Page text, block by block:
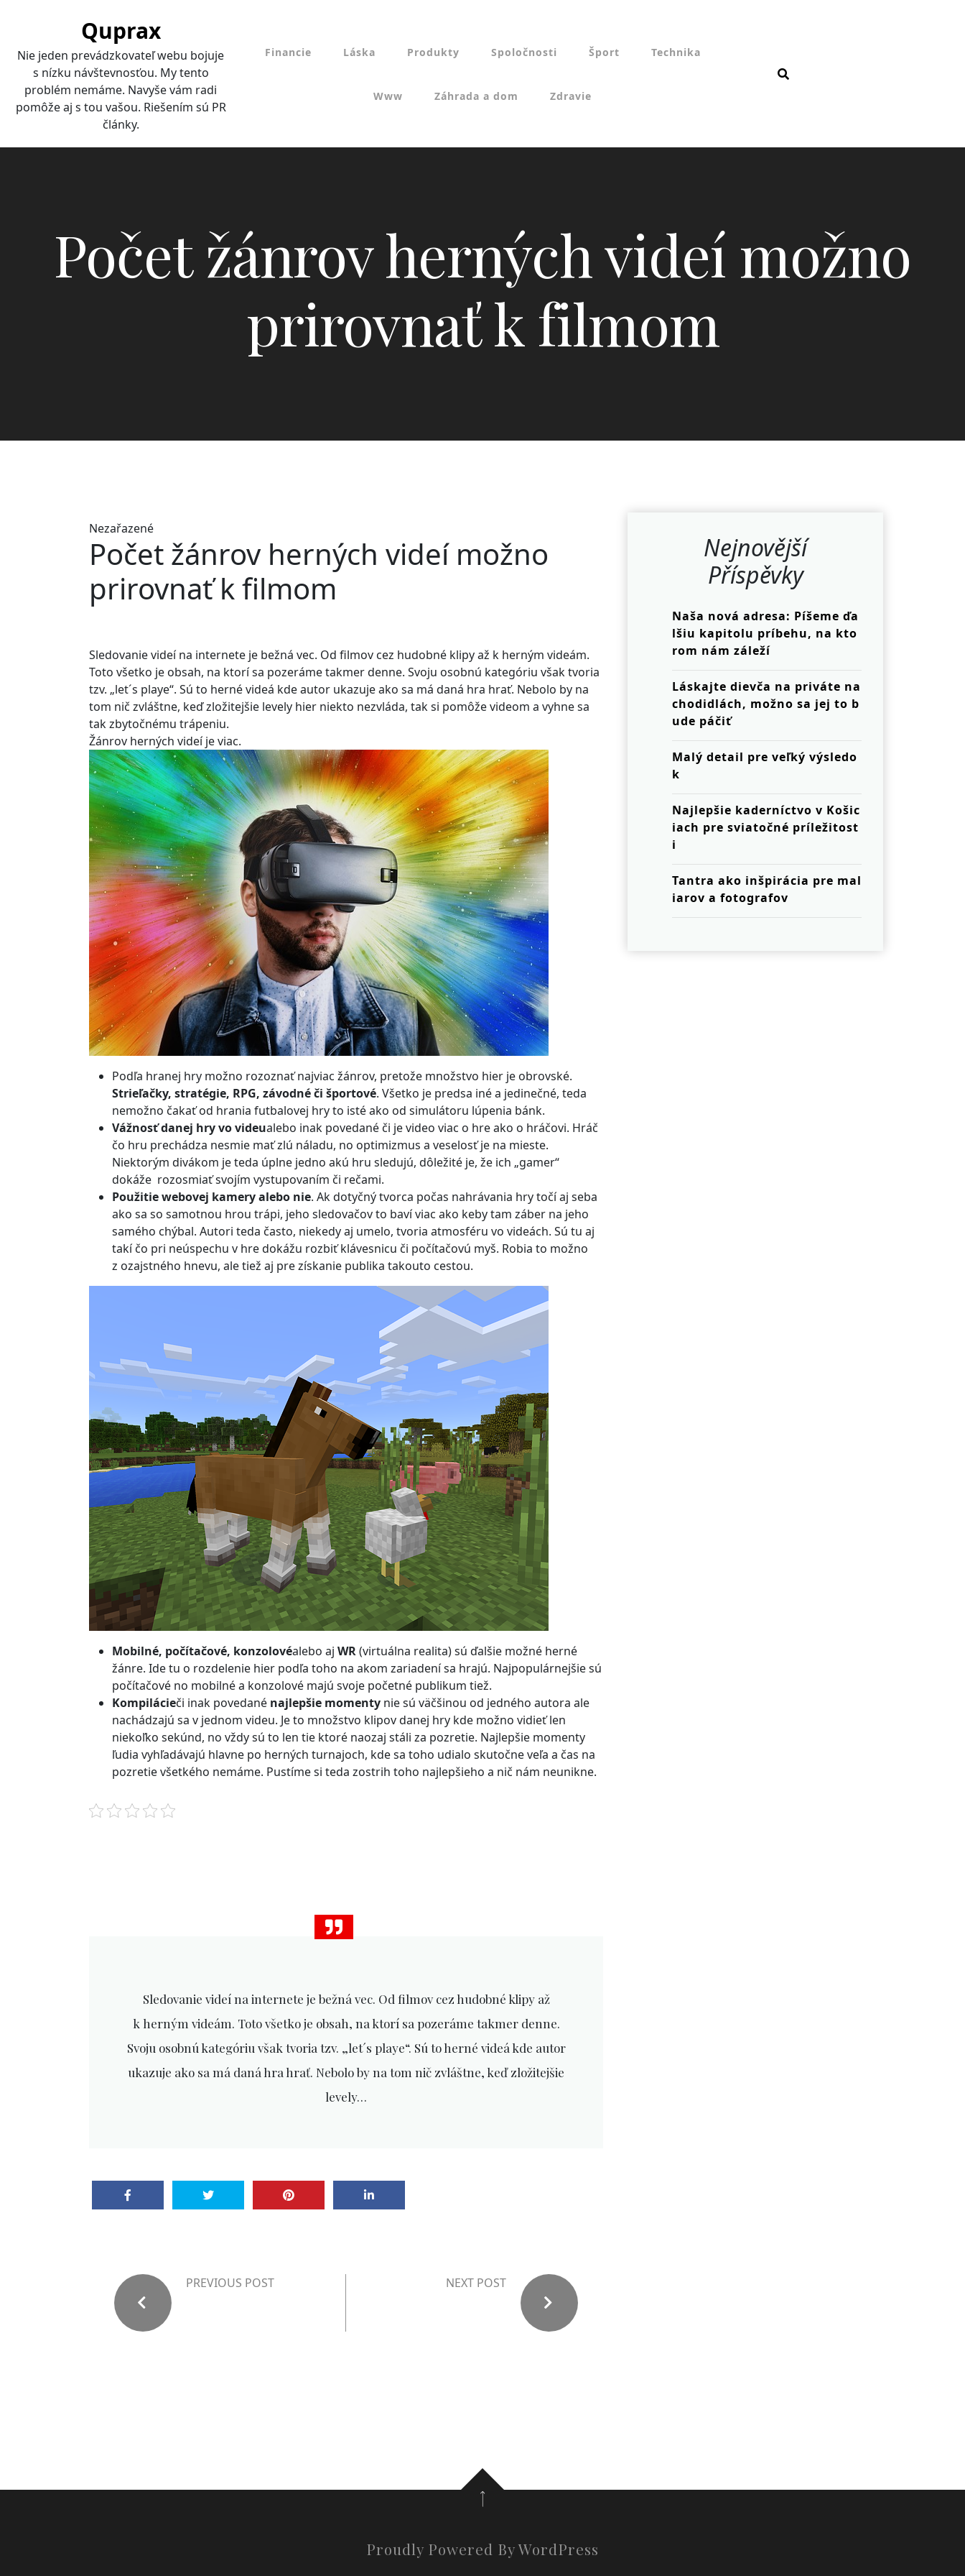
Quprax
Nie jeden prevádzkovateľ webu bojuje
s nízku návštevnosťou. My tento
problém nemáme. Navyše vám radi
pomôže aj s tou vašou. Riešením sú PR
články.
Financie Láska Produkty Spoločnosti Šport Technika
Www Záhrada a dom Zdravie
Počet žánrov herných videí možno
prirovnať k filmom
Nezařazené
Počet žánrov herných videí možno
prirovnať k filmom
Sledovanie videí na internete je bežná vec. Od filmov cez hudobné klipy až k herným videám.
Toto všetko je obsah, na ktorí sa pozeráme takmer denne. Svoju osobnú kategóriu však tvoria
tzv. „let´s playe“. Sú to herné videá kde autor ukazuje ako sa má daná hra hrať. Nebolo by na
tom nič zvláštne, keď zložitejšie levely hier niekto nezvláda, tak si pomôže videom a vyhne sa
tak zbytočnému trápeniu.
Žánrov herných videí je viac.
Podľa hranej hry možno rozoznať najviac žánrov, pretože množstvo hier je obrovské.
Strieľačky, stratégie, RPG, závodné či športové. Všetko je predsa iné a jedinečné, teda
nemožno čakať od hrania futbalovej hry to isté ako od simulátoru lúpenia bánk.
Vážnosť danej hry vo videualebo inak povedané či je video viac o hre ako o hráčovi. Hráč
čo hru prechádza nesmie mať zlú náladu, no optimizmus a veselosť je na mieste.
Niektorým divákom je teda úplne jedno akú hru sledujú, dôležité je, že ich „gamer“
dokáže rozosmiať svojím vystupovaním či rečami.
Použitie webovej kamery alebo nie. Ak dotyčný tvorca počas nahrávania hry točí aj seba
ako sa so samotnou hrou trápi, jeho sledovačov to baví viac ako keby tam záber na jeho
samého chýbal. Autori teda často, niekedy aj umelo, tvoria atmosféru vo videách. Sú tu aj
takí čo pri neúspechu v hre dokážu rozbiť klávesnicu či počítačovú myš. Robia to možno
z ozajstného hnevu, ale tiež aj pre získanie publika takouto cestou.
Mobilné, počítačové, konzolovéalebo aj WR(virtuálna realita) sú ďalšie možné herné
žánre. Ide tu o rozdelenie hier podľa toho na akom zariadení sa hrajú. Najpopulárnejšie sú
počítačové no mobilné a konzolové majú svoje početné publikum tiež.
Kompilácieči inak povedané najlepšie momenty nie sú väčšinou od jedného autora ale
nachádzajú sa v jednom videu. Je to množstvo klipov danej hry kde možno vidieť len
niekoľko sekúnd, no vždy sú to len tie ktoré naozaj stáli za pozretie. Najlepšie momenty
ľudia vyhľadávajú hlavne po herných turnajoch, kde sa toho udialo skutočne veľa a čas na
pozretie všetkého nemáme. Pustíme si teda zostrih toho najlepšieho a nič nám neunikne.
Sledovanie videí na internete je bežná vec. Od filmov cez hudobné klipy až
k herným videám. Toto všetko je obsah, na ktorí sa pozeráme takmer denne.
Svoju osobnú kategóriu však tvoria tzv. „let´s playe“. Sú to herné videá kde autor
ukazuje ako sa má daná hra hrať. Nebolo by na tom nič zvláštne, keď zložitejšie
levely…
PREVIOUS POST NEXT POST
Nejnovější
Příspěvky
Naša nová adresa: Píšeme ďa
lšiu kapitolu príbehu, na kto
rom nám záleží
Láskajte dievča na priváte na
chodidlách, možno sa jej to b
ude páčiť
Malý detail pre veľký výsledo
k
Najlepšie kaderníctvo v Košic
iach pre sviatočné príležitost
i
Tantra ako inšpirácia pre mal
iarov a fotografov
Proudly Powered By WordPress